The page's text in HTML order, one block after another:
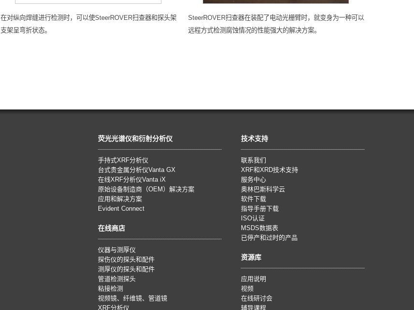
在对纵向焊缝进行检测时，可以使SteerROVER扫查器和探头架
支架呈弯折状态。
SteerROVER扫查器在装配了电动光栅臂时，就变身为一种可以
远程方式检测腐蚀情况的性能强大的解决方案。
荧光光谱仪和衍射分析仪
手持式XRF分析仪
台式贵金属分析仪Vanta GX
在线XRF分析仪Vanta iX
原始设备制造商（OEM）解决方案
应用和解决方案
Evident Connect
在线商店
仪器与测厚仪
探伤仪的探头和配件
测厚仪的探头和配件
管道检测探头
粘接检测
视频镜、纤维镜、管道镜
XRF分析仪
技术支持
联系我们
XRF和XRD技术支持
服务中心
奥林巴斯科学云
软件下载
指导手册下载
ISO认证
MSDS数据表
已停产和过时的产品
资源库
应用说明
视频
在线研讨会
辅导课程